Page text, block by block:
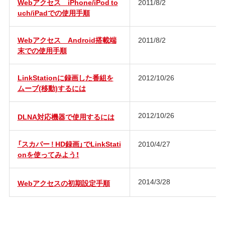
Webアクセス iPhone/iPod to
uch/iPadでの使用手順
2011/8/2
Webアクセス Android搭載端
末での使用手順
2011/8/2
LinkStationに録画した番組を
ムーブ(移動)するには
2012/10/26
DLNA対応機器で使用するには 2012/10/26
「スカパー ! HD録画」でLinkStati
onを使ってみよう！
2010/4/27
Webアクセスの初期設定手順 2014/3/28